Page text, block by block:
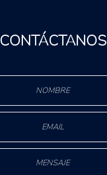
CONTÁCTANOS